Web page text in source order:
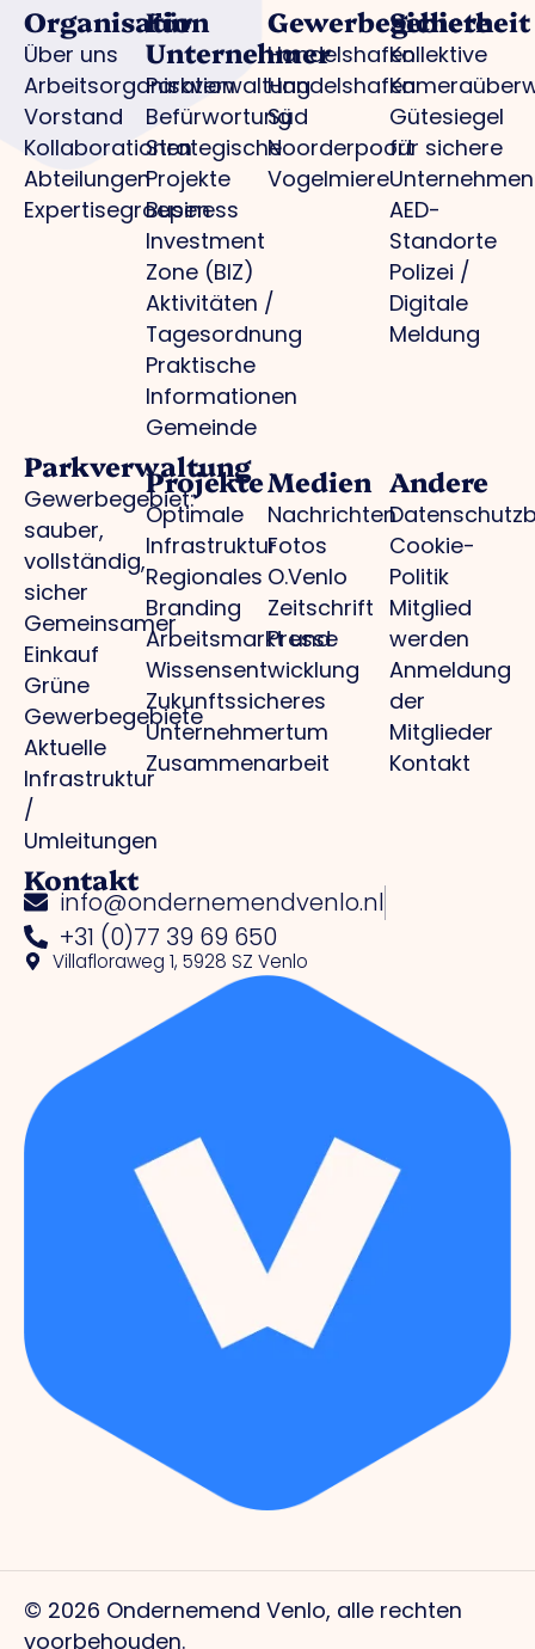
Organisation
Über uns
Arbeitsorganisation
Vorstand
Kollaborationen
Abteilungen
Expertisegroepen
Für
Unternehmer
Parkverwaltung
Befürwortung
Strategische
Projekte
Business
Investment
Zone (BIZ)
Aktivitäten /
Tagesordnung
Praktische
Informationen
Gemeinde
Gewerbegebiete
Handelshafen
Handelshafen
Süd
Noorderpoort
Vogelmiere
Sicherheit
Kollektive
Gütesiegel
für sichere
Unternehmen
AED-
Standorte
Polizei /
Digitale
Meldung
Parkverwaltung
Gewerbegebiet:
sauber,
vollständig,
sicher
Gemeinsamer
Einkauf
Grüne
Gewerbegebiete
Aktuelle
Infrastruktur
/
Umleitungen
Projekte
Optimale
Infrastruktur
Regionales
Branding
Arbeitsmarkt und
Wissensentwicklung
Zukunftssicheres
Unternehmertum
Zusammenarbeit
Medien
Nachrichten
Fotos
O.Venlo
Zeitschrift
Presse
Andere
Cookie-
Politik
Mitglied
werden
Anmeldung
der
Mitglieder
Kontakt
Kontakt
info@ondernemendvenlo.nl
+31 (0)77 39 69 650
Villafloraweg 1, 5928 SZ Venlo
© 2026 Ondernemend Venlo, alle rechten
voorbehouden.